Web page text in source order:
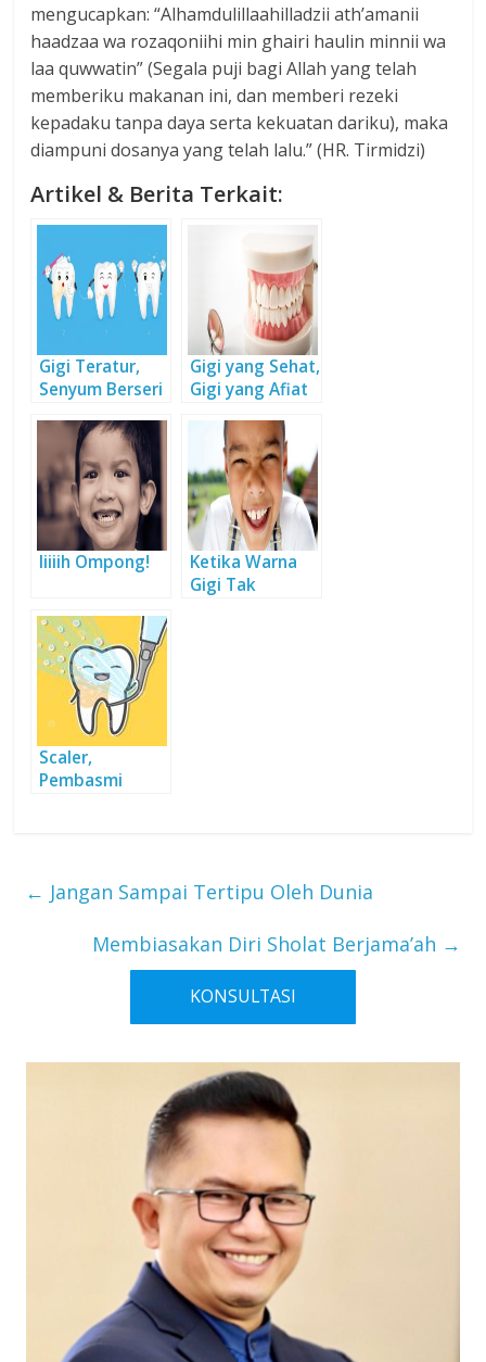
mengucapkan: “Alhamdulillaahilladzii ath’amanii
haadzaa wa rozaqoniihi min ghairi haulin minnii wa
laa quwwatin” (Segala puji bagi Allah yang telah
memberiku makanan ini, dan memberi rezeki
kepadaku tanpa daya serta kekuatan dariku), maka
diampuni dosanya yang telah lalu.” (HR. Tirmidzi)
Artikel & Berita Terkait:
Gigi Teratur,
Senyum Berseri
Gigi yang Sehat,
Gigi yang Afiat
Iiiiih Ompong!
Ketika Warna
Gigi Tak
Scaler,
Pembasmi
← Jangan Sampai Tertipu Oleh Dunia
Membiasakan Diri Sholat Berjama’ah →
KONSULTASI